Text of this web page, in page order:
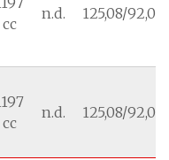
cc
n.d. 125,08/92,00
cc
n.d. 125,08/92,00